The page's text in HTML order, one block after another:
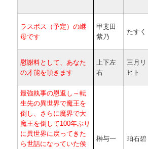
ラスボス（予定）の継
母です
甲斐田
紫乃
たすく
慰謝料として、あなた
の才能を頂きます
上下左
右
三月リ
ヒト
最強執事の恩返し～転
生先の異世界で魔王を
倒し、さらに魔界で大
魔王を倒して100年ぶり
に異世界に戻ってきた
ら世話になっていた侯
榊与一 珀石碧